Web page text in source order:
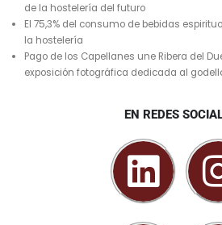
de la hostelería del futuro
El 75,3% del consumo de bebidas
la hostelería
Pago de los Capellanes une Ribera del
exposición fotográfica dedicada al
EN REDES